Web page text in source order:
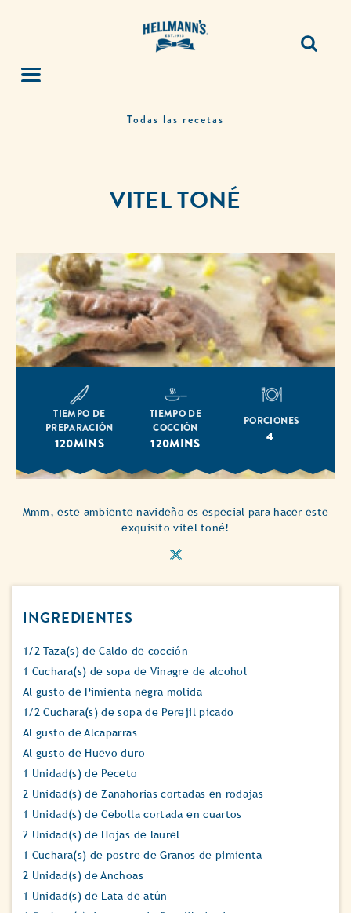
Todas las recetas
VITEL TONÉ
TIEMPO DE
PREPARACIÓN
120MINS
TIEMPO DE
COCCIÓN
120MINS
PORCIONES
4
Mmm, este ambiente navideño es especial para hacer este
exquisito vitel toné!
INGREDIENTES
1/2 Taza(s) de Caldo de cocción
1 Cuchara(s) de sopa de Vinagre de alcohol
Al gusto de Pimienta negra molida
1/2 Cuchara(s) de sopa de Perejil picado
Al gusto de Alcaparras
Al gusto de Huevo duro
1 Unidad(s) de Peceto
2 Unidad(s) de Zanahorias cortadas en rodajas
1 Unidad(s) de Cebolla cortada en cuartos
2 Unidad(s) de Hojas de laurel
1 Cuchara(s) de postre de Granos de pimienta
2 Unidad(s) de Anchoas
1 Unidad(s) de Lata de atún